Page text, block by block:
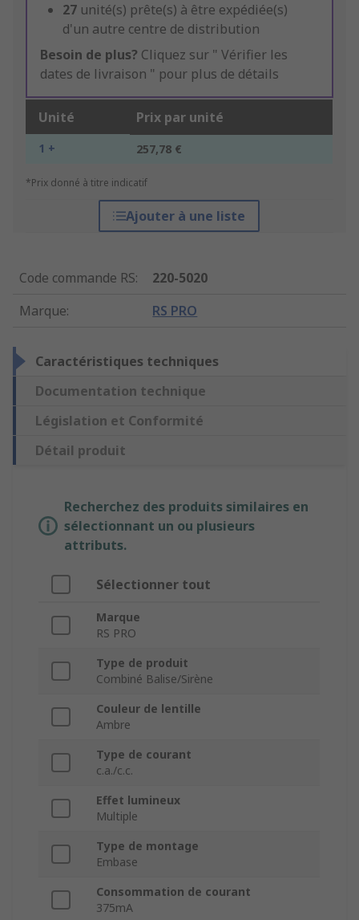
27 unité(s) prête(s) à être expédiée(s)
d'un autre centre de distribution
Besoin de plus? Cliquez sur " Vérifier les
dates de livraison " pour plus de détails
Unité Prix par unité
1 + 257,78 €
*Prix donné à titre indicatif
Ajouter à une liste
Code commande RS:
220-5020
Marque: RS PRO
Caractéristiques techniques
Documentation technique
Législation et Conformité
Détail produit
Recherchez des produits similaires en
sélectionnant un ou plusieurs
attributs.
Sélectionner tout
Marque
RS PRO
Type de produit
Combiné Balise/Sirène
Couleur de lentille
Ambre
Type de courant
c.a./c.c.
Effet lumineux
Multiple
Type de montage
Embase
Consommation de courant
375mA